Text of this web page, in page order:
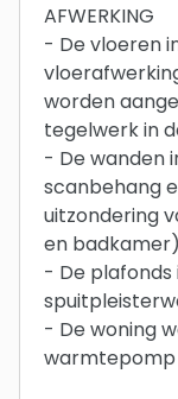
AFWERKING
- De vloeren
worden
tegelwerk in
- De wanden
scanbehang
uitzondering
en
- De plafonds
- De woning
warmtepomp